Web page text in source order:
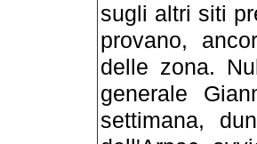
sugli altri siti
provano,
delle zona.
generale
settimana,